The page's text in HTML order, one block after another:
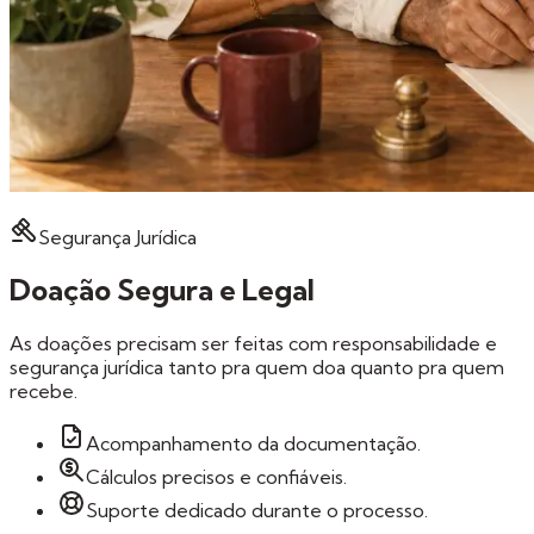
Segurança Jurídica
Doação Segura e Legal
As doações precisam ser feitas com responsabilidade e
segurança jurídica tanto pra quem doa quanto pra quem
recebe.
Acompanhamento da documentação.
Cálculos precisos e confiáveis.
Suporte dedicado durante o processo.